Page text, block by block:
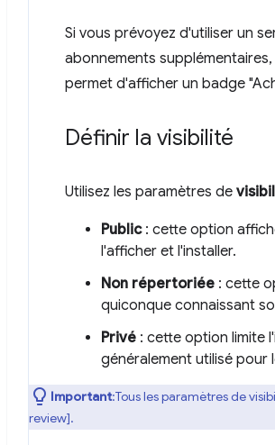
Si vous prévoyez d'utiliser un
abonnements
permet d'afficher un badge
Définir la visibilité
Utilisez les paramètres de
Public: cette option
l'afficher et l'installer.
Non répertoriée : cette
quiconque connaissant
Privé : cette option limite
généralement utilisé pour
Important:Tous les paramètres de
review].